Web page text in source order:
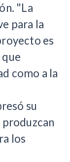
"La
para la
es
como a la
su
produzcan
los